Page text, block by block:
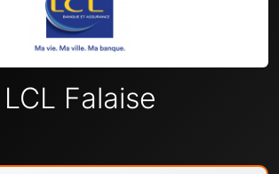
LCL Falaise